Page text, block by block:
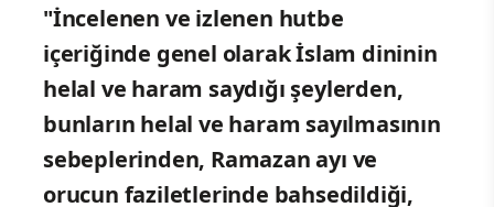
"İncelenen ve izlenen hutbe
içeriğinde genel olarak İslam dininin
helal ve haram saydığı şeylerden,
bunların helal ve haram sayılmasının
sebeplerinden, Ramazan ayı ve
orucun faziletlerinde bahsedildiği,